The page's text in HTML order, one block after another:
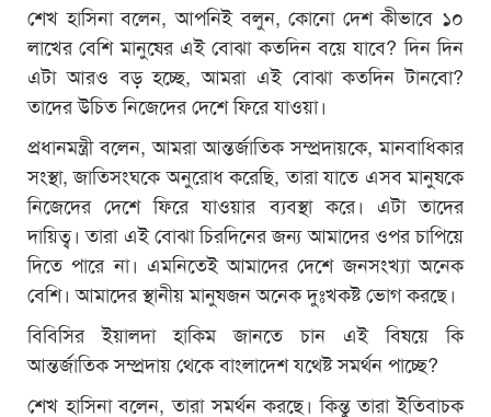
শেখ হাসিনা বলেন, আপনিই বলুন, কোনো দেশ কীভাবে ১০
লাখের বেশি মানুষের এই বোঝা কতদিন বয়ে যাবে? দিন দিন
এটা আরও বড় হচ্ছে, আমরা এই বোঝা কতদিন টানবো?
তাদের উচিত নিজেদের দেশে ফিরে যাওয়া।
প্রধানমন্ত্রী বলেন, আমরা আন্তর্জাতিক সম্প্রদায়কে, মানবাধিকার
সংস্থা, জাতিসংঘকে অনুরোধ করেছি, তারা যাতে এসব মানুষকে
নিজেদের দেশে ফিরে যাওয়ার ব্যবস্থা করে। এটা তাদের
দায়িত্ব। তারা এই বোঝা চিরদিনের জন্য আমাদের ওপর চাপিয়ে
দিতে পারে না। এমনিতেই আমাদের দেশে জনসংখ্যা অনেক
বেশি। আমাদের স্থানীয় মানুষজন অনেক দুঃখকষ্ট ভোগ করছে।
বিবিসির ইয়ালদা হাকিম জানতে চান এই বিষয়ে কি
আন্তর্জাতিক সম্প্রদায় থেকে বাংলাদেশ যথেষ্ট সমর্থন পাচ্ছে?
শেখ হাসিনা বলেন, তারা সমর্থন করছে। কিন্তু তারা ইতিবাচক